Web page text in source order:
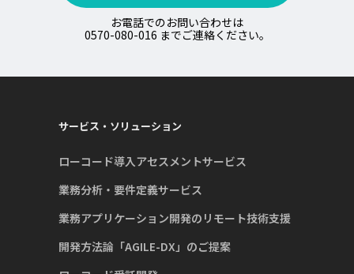
お電話でのお問い合わせは
0570-080-016 までご連絡ください。
サービス・ソリューション
ローコード導入アセスメントサービス
業務分析・要件定義サービス
業務アプリケーション開発のリモート技術支援
開発方法論「AGILE-DX」のご提案